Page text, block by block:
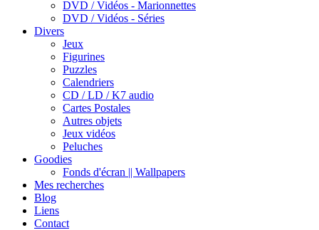
DVD / Vidéos - Marionnettes
DVD / Vidéos - Séries
Divers
Jeux
Figurines
Puzzles
Calendriers
CD / LD / K7 audio
Cartes Postales
Autres objets
Jeux vidéos
Peluches
Goodies
Fonds d'écran || Wallpapers
Mes recherches
Blog
Liens
Contact